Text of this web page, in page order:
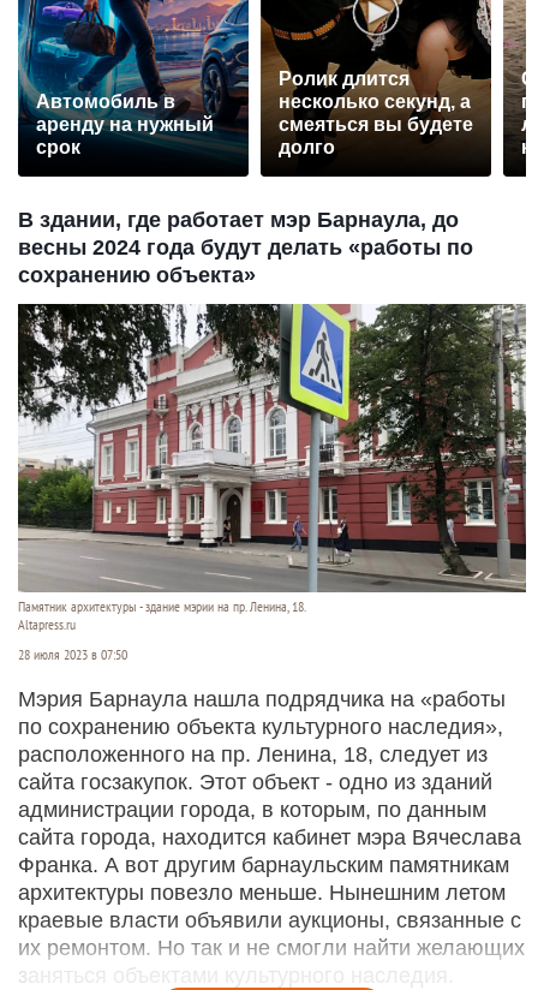
Автомобиль в
аренду на нужный
срок
Ролик длится
несколько секунд, а
смеяться вы будете
долго
В здании, где работает мэр Барнаула, до
весны 2024 года будут делать «работы по
сохранению объекта»
Памятник архитектуры - здание мэрии на пр. Ленина, 18.
Altapress.ru
28 июля 2023 в 07:50
Мэрия Барнаула нашла подрядчика на «работы
по сохранению объекта культурного наследия»,
расположенного на пр. Ленина, 18, следует из
сайта госзакупок. Этот объект - одно из зданий
администрации города, в которым, по данным
сайта города, находится кабинет мэра Вячеслава
Франка. А вот другим барнаульским памятникам
архитектуры повезло меньше. Нынешним летом
краевые власти объявили аукционы, связанные с
их ремонтом. Но так и не смогли найти желающих
заняться объектами культурного наследия.